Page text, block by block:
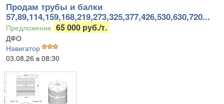
Продам трубы и балки
57,89,114,159,168,219,273,325,377,426,530,630,720...
Предложение 65 000 руб./т.
ДФО
Навигатор
03.08.26 в 08:30